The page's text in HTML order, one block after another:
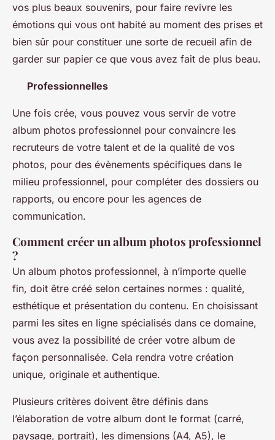
vos plus beaux souvenirs, pour faire revivre les
émotions qui vous ont habité au moment des prises et
bien sûr pour constituer une sorte de recueil afin de
garder sur papier ce que vous avez fait de plus beau.
Professionnelles
Une fois crée, vous pouvez vous servir de votre
album photos professionnel pour convaincre les
recruteurs de votre talent et de la qualité de vos
photos, pour des évènements spécifiques dans le
milieu professionnel, pour compléter des dossiers ou
rapports, ou encore pour les agences de
communication.
Comment créer un album photos professionnel
?
Un album photos professionnel, à n’importe quelle
fin, doit être créé selon certaines normes : qualité,
esthétique et présentation du contenu. En choisissant
parmi les sites en ligne spécialisés dans ce domaine,
vous avez la possibilité de créer votre album de
façon personnalisée. Cela rendra votre création
unique, originale et authentique.
Plusieurs critères doivent être définis dans
l’élaboration de votre album dont le format (carré,
paysage, portrait), les dimensions (A4, A5), le